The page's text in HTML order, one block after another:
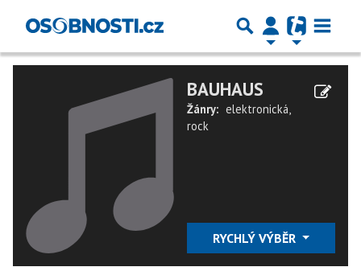
BAUHAUS
Žánry: elektronická,
rock
RYCHLÝ VÝBĚR